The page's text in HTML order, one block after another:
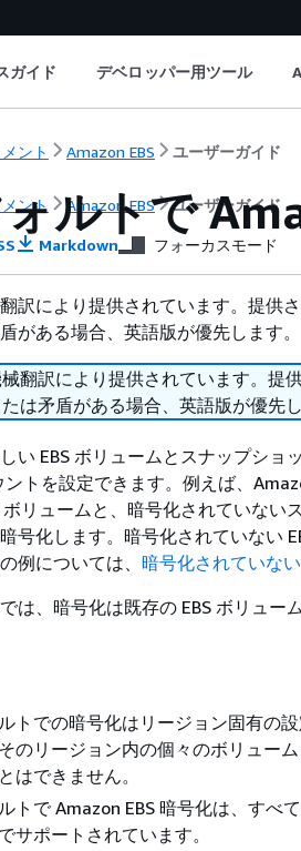
ガイド デベロッパー用ツール
ント Amazon EBS ユーザーガイド
ント Amazon EBS ユーザーガイド
ルトで
Markdown フォーカスモード
訳により提供されています。提供
がある場合、英語版が優先します。
翻訳により提供されています。提
は矛盾がある場合、英語版が優先し
い EBS ボリュームとスナップショ
ントを設定できます。例えば、
ボリュームと、暗号化されていな
号化します。暗号化されていない
例については、 暗号化されていな
は、暗号化は既存の EBS ボリュ
トでの暗号化はリージョン固有の
のリージョン内の個々のボリュー
はできません。
トで Amazon EBS 暗号化は、すべ
サポートされています。